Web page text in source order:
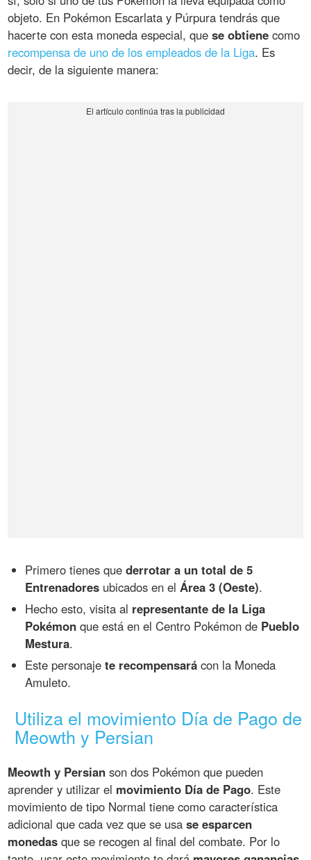
objeto. En Pokémon Escarlata y Púrpura tendrás que
hacerte con esta moneda especial, quese obtiene como
recompensa de uno de los empleados de la Liga. Es
decir, de la siguiente manera:
Primero tienes quederrotar a un total de 5
Entrenadores ubicados en elÁrea 3 (Oeste).
Hecho esto, visita al representante de la Liga
Pokémon que está en el Centro Pokémon de Pueblo
Mestura.
Este personajete recompensará con la Moneda
Amuleto.
Utiliza el movimiento Día de Pago de
Meowth y Persian
Meowth y Persian son dos Pokémon que pueden
aprender y utilizar el movimiento Día de Pago. Este
movimiento de tipo Normal tiene como característica
adicional que cada vez que se usase esparcen
monedas que se recogen al final del combate. Por lo